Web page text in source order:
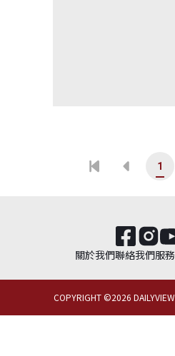
1
關於我們聯絡我們服
COPYRIGHT ©2026